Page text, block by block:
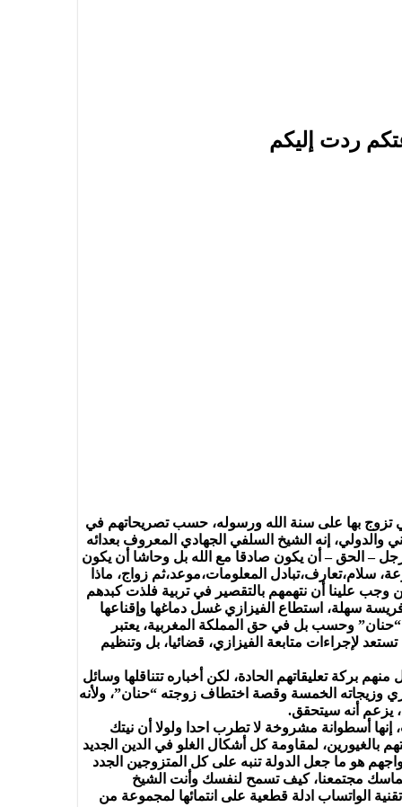
ردت إليكم
تزوج بها على سنة الله ورسوله، حسب تصريحاتهم في
إنه الشيخ السلفي الجهادي المعروف بعدائه
– الحق – أن يكون صادقا مع الله بل وحاشا أن يكون
سنة، طريقته في تصيد الفتيات كثيرة ومتنوعة، سلام،تعارف،تبادل المعلومات،موعد،ثم زواج، ماذا
وجب علينا أن نتهمهم بالتقصير في تربية فلذت كبدهم
فريسة سهلة، استطاع الفيزازي غسل دماغها وإقناعها
وحسب بل في حق المملكة المغربية، يعتبر
لإجراءات متابعة الفيزازي، قضائيا، بل وتنظيم
تعليقاتهم الحادة، لكن أخباره تتناقلها وسائل
خبر الفيزازي وزيجاته الخمسة وقصة اختطاف زوجته “حنان”، ولأنه
يزعم أنه سيتحقق.
أسطوانة مشروخة لا تطرب احدا ولولا أن نيتك
لمقاومة كل أشكال الغلو في الدين الجديد
هو ما جعل الدولة تنبه على كل المتزوجين الجدد
تماسك مجتمعنا، كيف تسمح لنفسك وأنت الشيخ
الواتساب ادلة قطعية على انتمائها لمجموعة من